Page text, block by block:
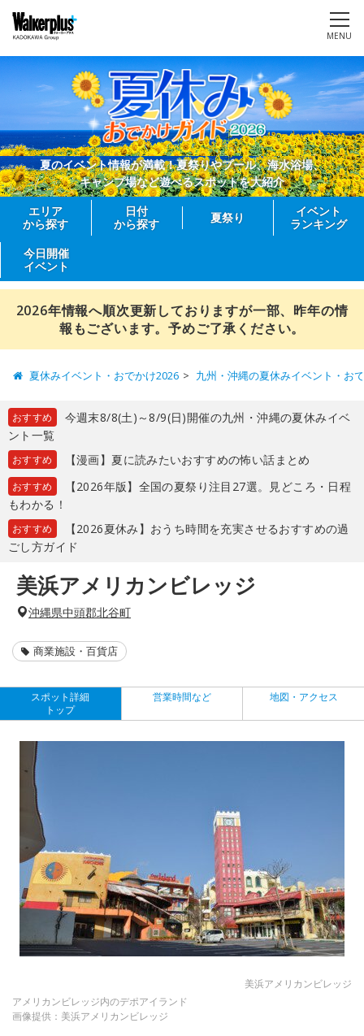
MENU
夏のイベント情報が満載！夏祭りやプール、海水浴場、
キャンプ場など遊べるスポットを大紹介
エリア
から探す
日付
から探す
夏祭り
イベント
ランキング
今日開催
イベント
2026年情報へ順次更新しておりますが一部、昨年の情
報もございます。予めご了承ください。
夏休みイベント・おでかけ2026 九州・沖縄の夏休みイベント・お
おすすめ
今週末8/8(土)～8/9(日)開催の九州・沖縄の夏休みイベ
ント一覧
おすすめ 【漫画】夏に読みたいおすすめの怖い話まとめ
おすすめ
【2026年版】全国の夏祭り注目27選。見どころ・日程
もわかる！
おすすめ
【2026夏休み】おうち時間を充実させるおすすめの過
ごし方ガイド
美浜アメリカンビレッジ
沖縄県中頭郡北谷町
商業施設・百貨店
スポット詳細
トップ
営業時間など 地図・アクセス
美浜アメリカンビレッジ
アメリカンビレッジ内のデポアイランド
画像提供：美浜アメリカンビレッジ